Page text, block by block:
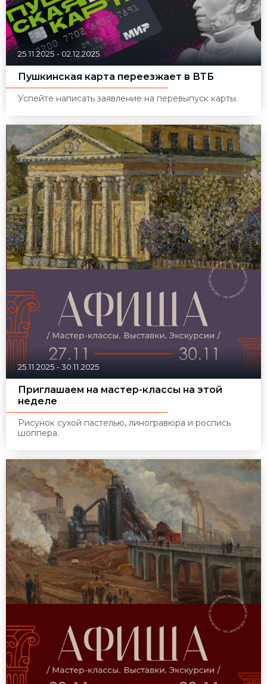
25.11.2025 - 02.12.2025
Пушкинская карта переезжает в ВТБ
Успейте написать заявление на перевыпуск карты.
25.11.2025 -30.11.2025
Приглашаем на мастер-классы на этой
неделе
Рисунок сухой пастелью, линогравюра и роспись
шоппера.